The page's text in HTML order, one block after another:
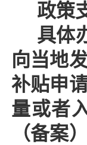
政策
具体
向当地
补贴申
量或者
（备案